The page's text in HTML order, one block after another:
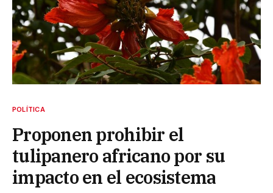
POLÍTICA
Proponen prohibir el
tulipanero africano por su
impacto en el ecosistema